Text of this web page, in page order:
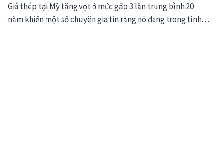
Giá thép tại Mỹ tăng vọt ở mức gấp 3 lần trung bình 20
năm khiến một số chuyên gia tin rằng nó đang trong tình…